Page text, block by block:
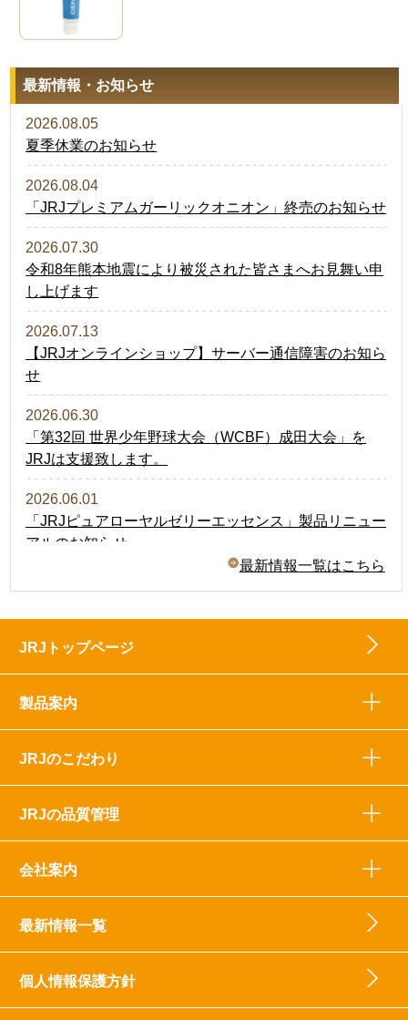
最新情報・お知らせ
2026.08.05
夏季休業のお知らせ
2026.08.04
「JRJプレミアムガーリックオニオン」終売のお知らせ
2026.07.30
令和8年熊本地震により被災された皆さまへお見舞い申
し上げます
2026.07.13
【JRJオンラインショップ】サーバー通信障害のお知ら
せ
2026.06.30
「第32回 世界少年野球大会（WCBF）成田大会」を
JRJは支援致します。
2026.06.01
「JRJピュアローヤルゼリーエッセンス」製品リニュー
アルのお知らせ
2026.04.06
2026.03.06
「薬蜜本舗オンラインショップ」サイト移転のお知ら
せ
2025.12.26
「JRJスプリウムローヤルゼリープラチナ」リニューア
最新情報一覧はこちら
JRJトップページ
製品案内
JRJのこだわり
JRJの品質管理
会社案内
最新情報一覧
個人情報保護方針